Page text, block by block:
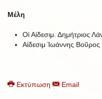
Μέλη
Οἱ Αἰδεσιμ. Δημήτριος
Αἰδεσιμ Ἰωάννης Βοῦρος
Εκτύπωση Email